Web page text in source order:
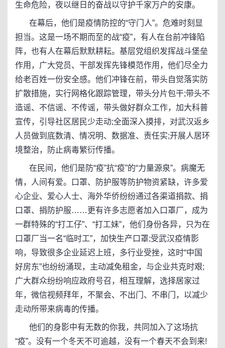
生命危险，夜以继日的奋战以守护千家万户的安康。
在幕后，他们是疫情防控的“守门人”。危难时刻显
担当。这是一场不期而至的战“疫”，有人在台前冲锋陷
阵，也有人在幕后默默耕耘。基层党组织发挥战斗堡垒
作用，广大党员、干部发挥先锋模范作用，他们尽全力
给老百姓一份安全感。他们冲锋在前，带头自觉落实防
扩散措施，实行网格化跟踪管理，带头分片包干;带头不
造谣、不信谣、不传谣，带头做好群众工作，加大科普
宣传，引导社区居民少走动;全面深入摸排，对武汉返乡
人员做到底数清、情况明、数据准、责任实;开展人居环
境整治，防止病毒繁衍传播。
在民间，他们是防“疫”抗“疫”的“力量源泉”。病魔无
情，人间有爱。口罩、防护服等防护物资紧缺，许多爱
心企业、爱心人士、海外华侨纷纷通过各渠道捐款、捐
口罩、捐防护服……更有许多志愿者加入口罩厂，成为
一群特殊的“打工仔”、“打工妹”，他们身份各异，只为在
口罩厂当一名“临时工”，加快生产口罩;受武汉疫情影
响，导致很多企业延迟上班，多行业受挫，这时“中国
好房东”也纷纷涌现，主动减免租金，与企业共克时艰;
广大群众纷纷响应政府号召，相互理解，选择居家过
年，微信视频拜年，不聚会、不出门、不串门，以减少
走动所带来病毒的传播。
他们的身影中有无数的你我，共同加入了这场抗
“疫”。没有一个冬天不可逾越，没有一个春天不会到来!